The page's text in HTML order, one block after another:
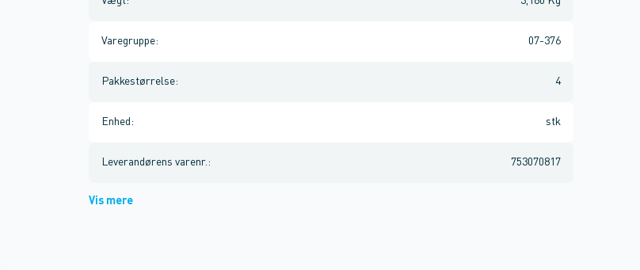
Varegruppe: 07-376
Pakkestørrelse: 4
Enhed : stk
Leverandørens varenr. : 753070817
Vis mere